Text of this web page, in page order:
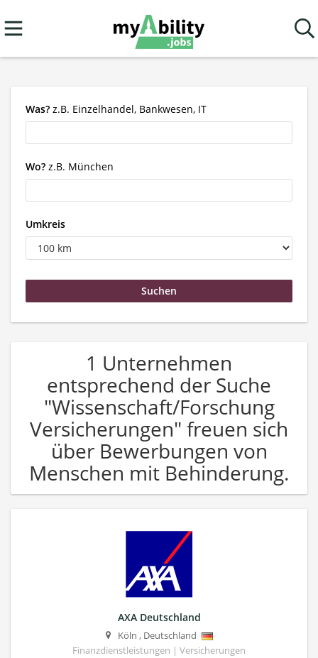
Was? z.B. Einzelhandel, Bankwesen, IT
Wo? z.B. München
Umkreis
1 Unternehmen
entsprechend der Suche
"Wissenschaft/Forschung
Versicherungen" freuen sich
über Bewerbungen von
Menschen mit Behinderung.
AXA Deutschland
Köln , Deutschland
Finanzdienstleistungen | Versicherungen